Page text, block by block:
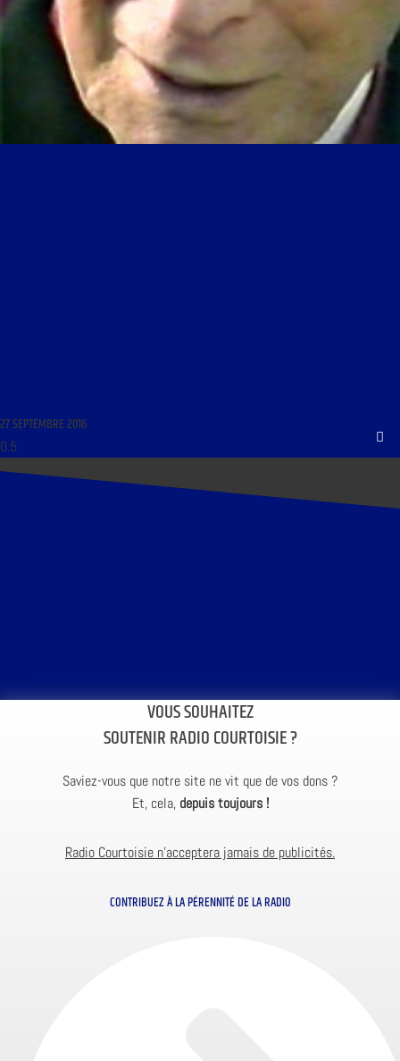
27 SEPTEMBRE 2016
VOUS SOUHAITEZ
SOUTENIR RADIO COURTOISIE ?
Saviez-vous que notre site ne vit que de vos dons ?
Et, cela, depuis toujours !
Radio Courtoisie n’acceptera jamais de publicités.
CONTRIBUEZ À LA PÉRENNITÉ DE LA RADIO